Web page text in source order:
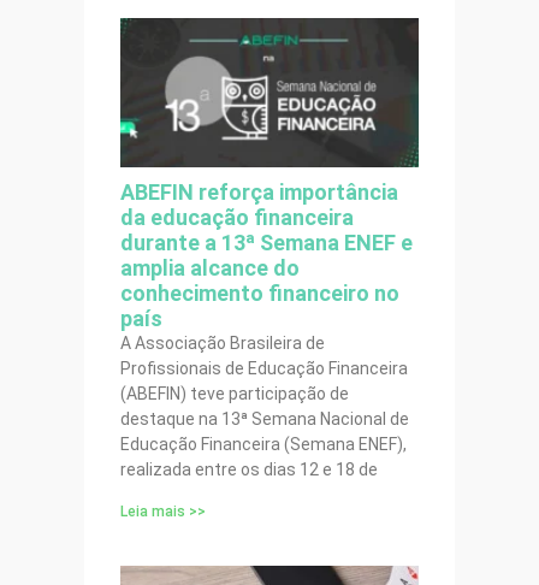
ABEFIN reforça importância
da educação financeira
durante a 13ª Semana ENEF e
amplia alcance do
conhecimento financeiro no
país
A Associação Brasileira de
Profissionais de Educação Financeira
(ABEFIN) teve participação de
destaque na 13ª Semana Nacional de
Educação Financeira (Semana ENEF),
realizada entre os dias 12 e 18 de
Leia mais >>